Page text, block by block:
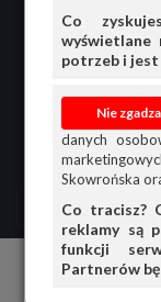
Co
wyświetlane
potrzeb i jest
danych
Skowrońska
Co tracisz?
reklamy są
funkcji
Partnerów
MENU
Części i